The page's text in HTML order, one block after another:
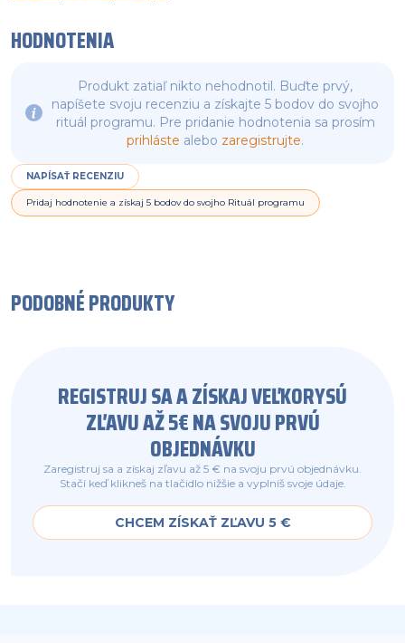
HODNOTENIA
Produkt zatiaľ nikto nehodnotil. Buďte prvý,
napíšete svoju recenziu a získajte 5 bodov do svojho
rituál programu. Pre pridanie hodnotenia sa prosím
prihláste alebo zaregistrujte.
NAPÍSAŤ RECENZIU
Pridaj hodnotenie a získaj 5 bodov do svojho Rituál programu
PODOBNÉ PRODUKTY
REGISTRUJ SA A ZÍSKAJ VEĽKORYSÚ
ZĽAVU AŽ 5€ NA SVOJU PRVÚ
OBJEDNÁVKU
Zaregistruj sa a získaj zľavu až 5 € na svoju prvú objednávku.
Stačí keď klikneš na tlačidlo nižšie a vyplníš svoje údaje.
CHCEM ZÍSKAŤ ZĽAVU 5 €